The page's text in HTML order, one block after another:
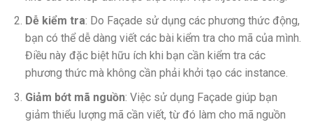
Dễ kiểm tra: Do Façade sử dụng các phương thức động,
bạn có thể dễ dàng viết các bài kiểm tra cho mã của mình.
Điều này đặc biệt hữu ích khi bạn cần kiểm tra các
phương thức mà không cần phải khởi tạo các instance.
Giảm bớt mã nguồn: Việc sử dụng Façade giúp bạn
giảm thiểu lượng mã cần viết, từ đó làm cho mã nguồn